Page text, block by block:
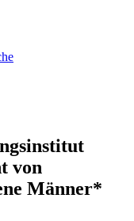
von
Männer*